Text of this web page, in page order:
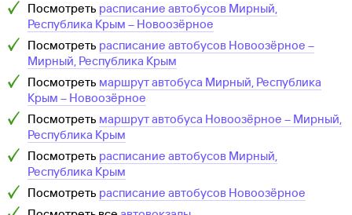
Посмотреть расписание автобусов Мирный,
Республика Крым – Новоозёрное
Посмотреть расписание автобусов Новоозёрное –
Мирный, Республика Крым
Посмотреть маршрут автобуса Мирный, Республика
Крым – Новоозёрное
Посмотреть маршрут автобуса Новоозёрное – Мирный,
Республика Крым
Посмотреть расписание автобусов Мирный,
Республика Крым
Посмотреть расписание автобусов Новоозёрное